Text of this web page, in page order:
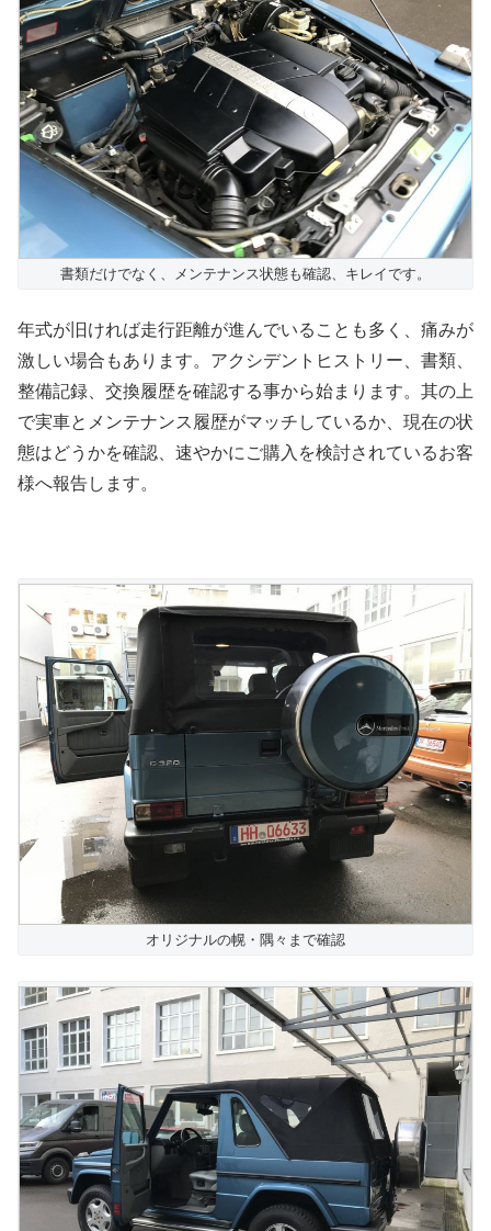
書類だけでなく、メンテナンス状態も確認、キレイです。
年式が旧ければ走行距離が進んでいることも多く、痛みが
激しい場合もあります。アクシデントヒストリー、書類、
整備記録、交換履歴を確認する事から始まります。其の上
で実車とメンテナンス履歴がマッチしているか、現在の状
態はどうかを確認、速やかにご購入を検討されているお客
様へ報告します。
オリジナルの幌・隅々まで確認